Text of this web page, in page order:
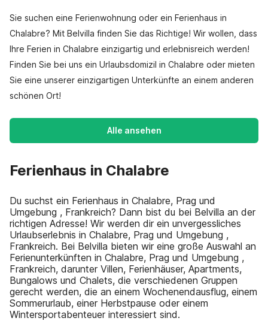
Sie suchen eine Ferienwohnung oder ein Ferienhaus in
Chalabre? Mit Belvilla finden Sie das Richtige! Wir wollen, dass
Ihre Ferien in Chalabre einzigartig und erlebnisreich werden!
Finden Sie bei uns ein Urlaubsdomizil in Chalabre oder mieten
Sie eine unserer einzigartigen Unterkünfte an einem anderen
schönen Ort!
Alle ansehen
Ferienhaus in Chalabre
Du suchst ein Ferienhaus in Chalabre, Prag und
Umgebung , Frankreich? Dann bist du bei Belvilla an der
richtigen Adresse! Wir werden dir ein unvergessliches
Urlaubserlebnis in Chalabre, Prag und Umgebung ,
Frankreich. Bei Belvilla bieten wir eine große Auswahl an
Ferienunterkünften in Chalabre, Prag und Umgebung ,
Frankreich, darunter Villen, Ferienhäuser, Apartments,
Bungalows und Chalets, die verschiedenen Gruppen
gerecht werden, die an einem Wochenendausflug, einem
Sommerurlaub, einer Herbstpause oder einem
Wintersportabenteuer interessiert sind.